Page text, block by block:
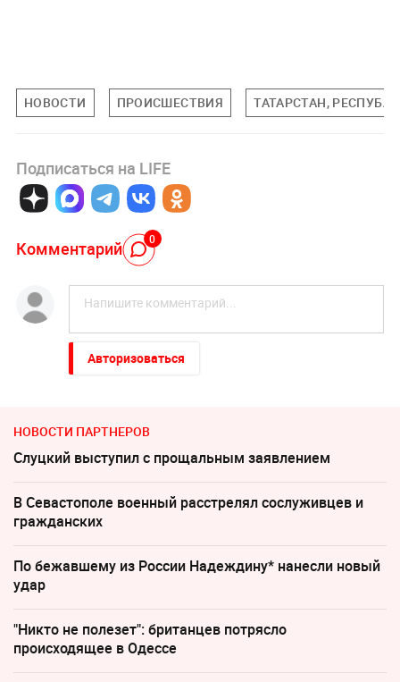
НОВОСТИ ПРОИСШЕСТВИЯ ТАТАРСТАН,
Подписаться на LIFE
Комментарий 0
Авторизоваться
НОВОСТИ ПАРТНЕРОВ
Слуцкий выступил с прощальным заявлением
В Севастополе военный расстрелял сослуживцев и
гражданских
По бежавшему из России Надеждину* нанесли новый
удар
"Никто не полезет": британцев потрясло
происходящее в Одессе